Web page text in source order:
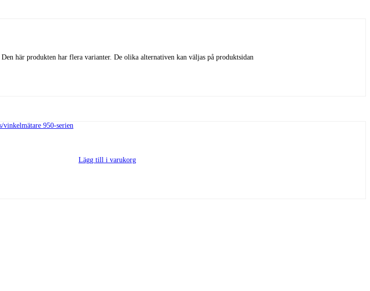
Den här produkten har flera varianter. De olika alternativen kan väljas på produktsidan
Lägg till i varukorg